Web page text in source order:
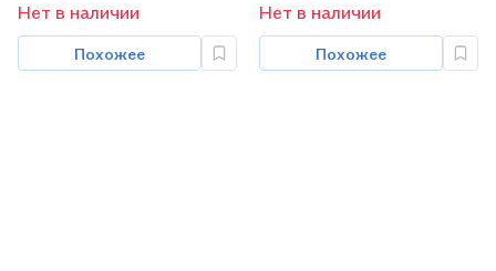
Нет в наличии
Похожее
Нет в наличии
Похожее